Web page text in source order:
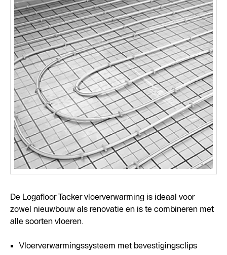
De Logafloor Tacker vloerverwarming is ideaal voor
zowel nieuwbouw als renovatie en is te combineren met
alle soorten vloeren.
Vloerverwarmingssysteem met bevestigingsclips